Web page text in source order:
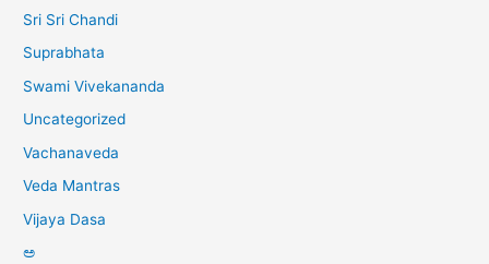
Sri Sri Chandi
Suprabhata
Swami Vivekananda
Uncategorized
Vachanaveda
Veda Mantras
Vijaya Dasa
ಅ